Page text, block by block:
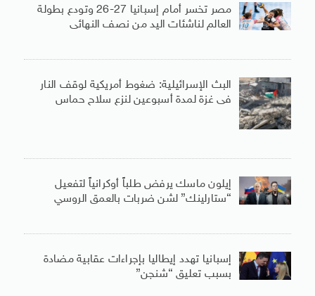
مصر تخسر أمام إسبانيا 27-26 وتودع بطولة
العالم لناشئات اليد من نصف النهائى
البث الإسرائيلية: ضغوط أمريكية لوقف النار
فى غزة لمدة أسبوعين لنزع سلاح حماس
إيلون ماسك يرفض طلباً أوكرانياً لتفعيل
“ستارلينك” لشن ضربات بالعمق الروسي
إسبانيا تهدد إيطاليا بإجراءات عقابية مضادة
بسبب تعليق “شنجن”